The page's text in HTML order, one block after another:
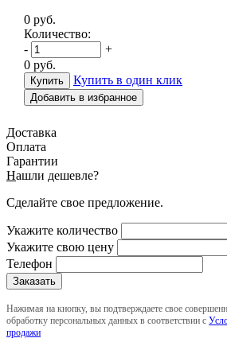
0 руб.
Количество:
-
+
0 руб.
Купить в один клик
Добавить в избранное
Доставка
Оплата
Гарантии
Нашли дешевле?
Сделайте свое предложение.
Укажите количество
Укажите свою цену
Телефон
Нажимая на кнопку, вы подтверждаете свое
обработку персональных данных в соответствии с
продажи